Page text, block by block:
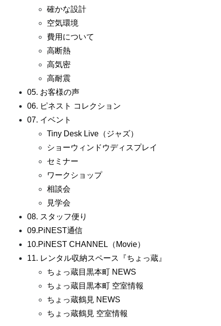
確かな設計
空気環境
費用について
高断熱
高気密
高耐震
05. お客様の声
06. ピネスト コレクション
07. イベント
Tiny Desk Live（ジャズ）
ショーウィンドウディスプレイ
セミナー
ワークショップ
相談会
見学会
08. スタッフ便り
09.PiNEST通信
10.PiNEST CHANNEL（Movie）
11. レンタル収納スペース『ちょっ蔵』
ちょっ蔵目黒本町 NEWS
ちょっ蔵目黒本町 空室情報
ちょっ蔵鶴見 NEWS
ちょっ蔵鶴見 空室情報